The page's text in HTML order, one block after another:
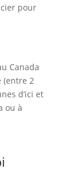
pour
Canada
(entre 2
d’ici et
ou à